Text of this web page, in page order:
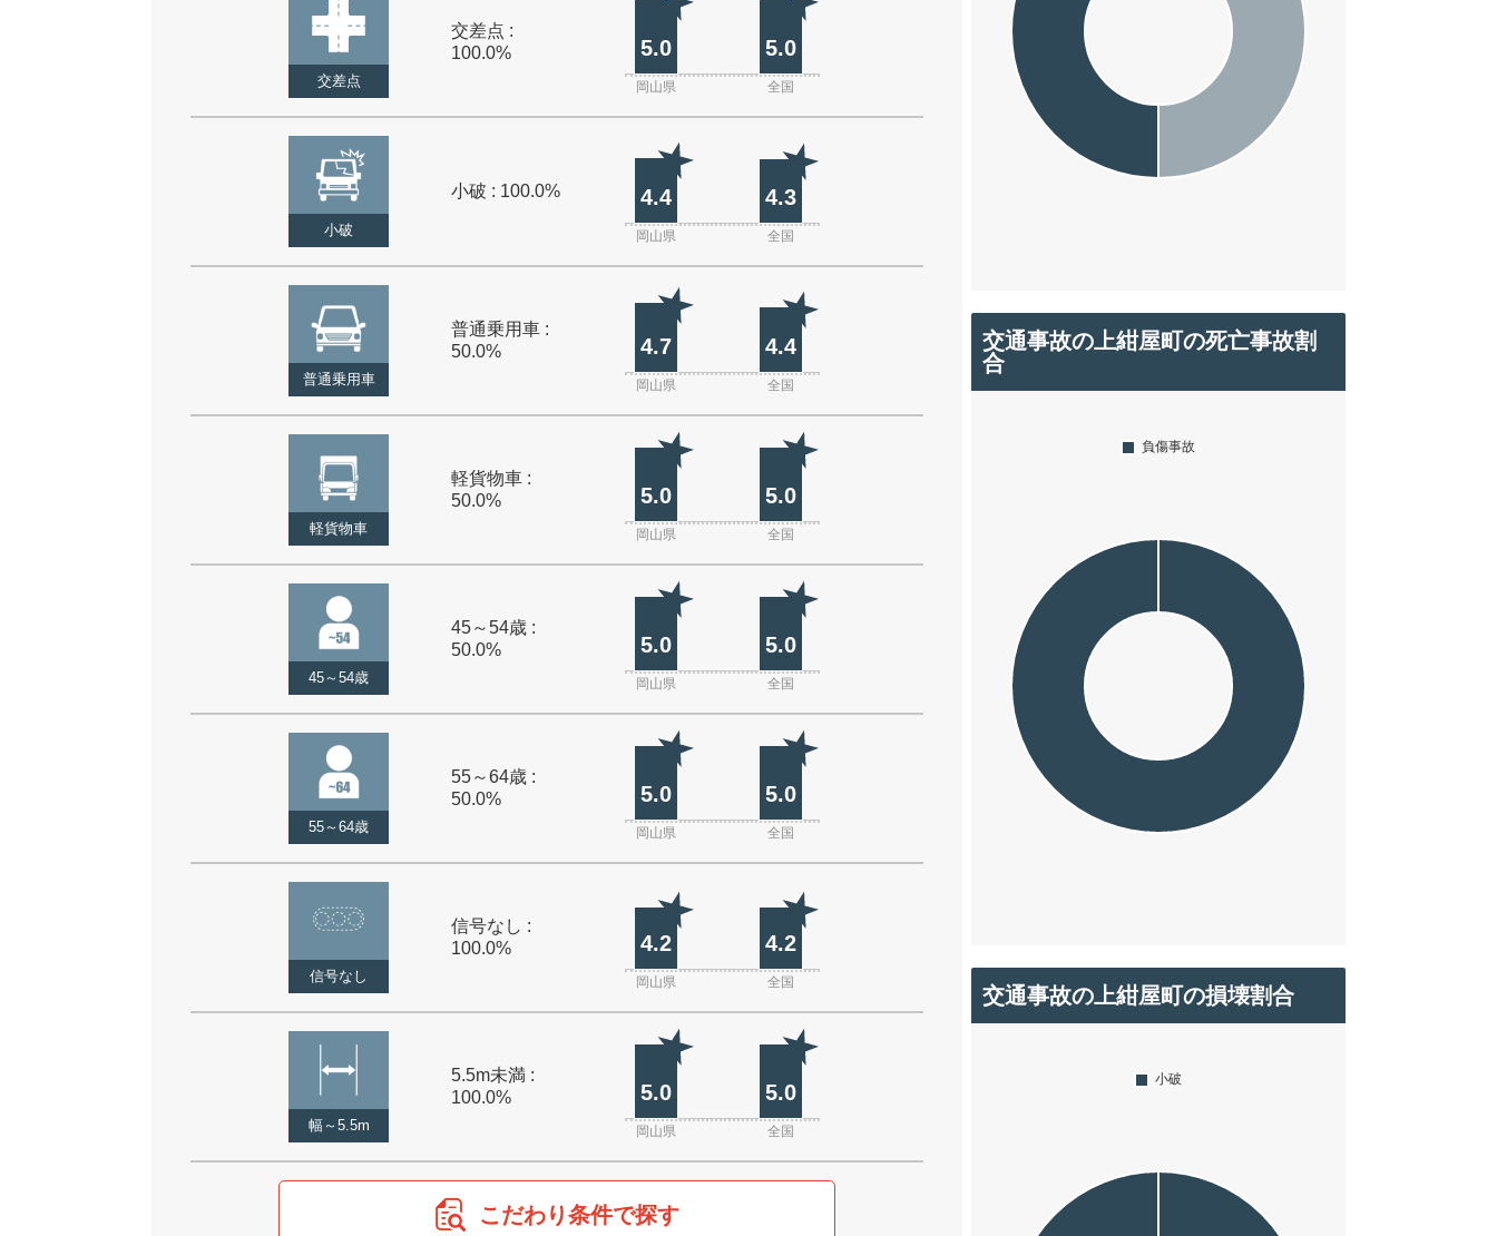
交差点
交差点 :
100.0%
5.0 5.0
岡山県 全国
小破
小破 : 100.0% 4.4 4.3
岡山県 全国
普通乗用車
普通乗用車 :
50.0%
4.7 4.4
岡山県 全国
軽貨物車
軽貨物車 :
50.0%
5.0 5.0
岡山県 全国
45～54歳
45～54歳 :
50.0%
5.0 5.0
岡山県 全国
55～64歳
55～64歳 :
50.0%
5.0 5.0
岡山県 全国
信号なし
信号なし :
100.0%
4.2 4.2
岡山県 全国
幅～5.5m
5.5m未満 :
100.0%
5.0 5.0
岡山県 全国
こだわり条件で探す
交通事故の上紺屋町の死亡事故割
合
交通事故の上紺屋町の損壊割合